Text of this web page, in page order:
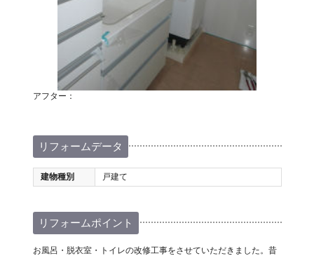
アフター：
リフォームデータ
建物種別 戸建て
リフォームポイント
お風呂・脱衣室・トイレの改修工事をさせていただきました。昔